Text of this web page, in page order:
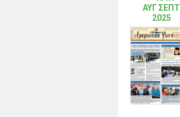
ΑΥΓ ΣΕΠΤ
2025